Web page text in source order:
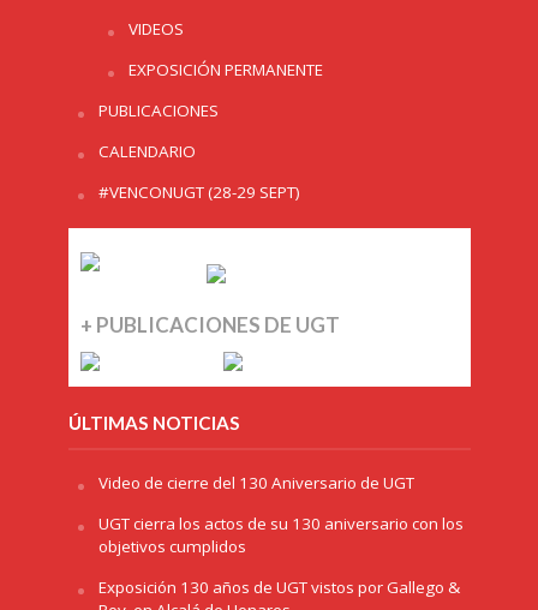
VIDEOS
EXPOSICIÓN PERMANENTE
PUBLICACIONES
CALENDARIO
#VENCONUGT (28-29 SEPT)
+ PUBLICACIONES DE UGT
ÚLTIMAS NOTICIAS
Video de cierre del 130 Aniversario de UGT
UGT cierra los actos de su 130 aniversario con los
objetivos cumplidos
Exposición 130 años de UGT vistos por Gallego &